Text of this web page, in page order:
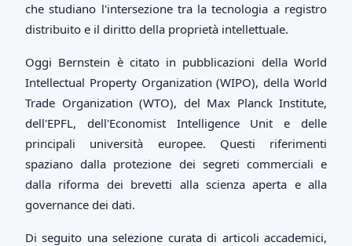
che studiano l'intersezione tra la tecnologia a registro
distribuito e il diritto della proprietà intellettuale.
Oggi Bernstein è citato in pubblicazioni della World
Intellectual Property Organization (WIPO), della World
Trade Organization (WTO), del Max Planck Institute,
dell'EPFL, dell'Economist Intelligence Unit e delle
principali università europee. Questi riferimenti
spaziano dalla protezione dei segreti commerciali e
dalla riforma dei brevetti alla scienza aperta e alla
governance dei dati.
Di seguito una selezione curata di articoli accademici,